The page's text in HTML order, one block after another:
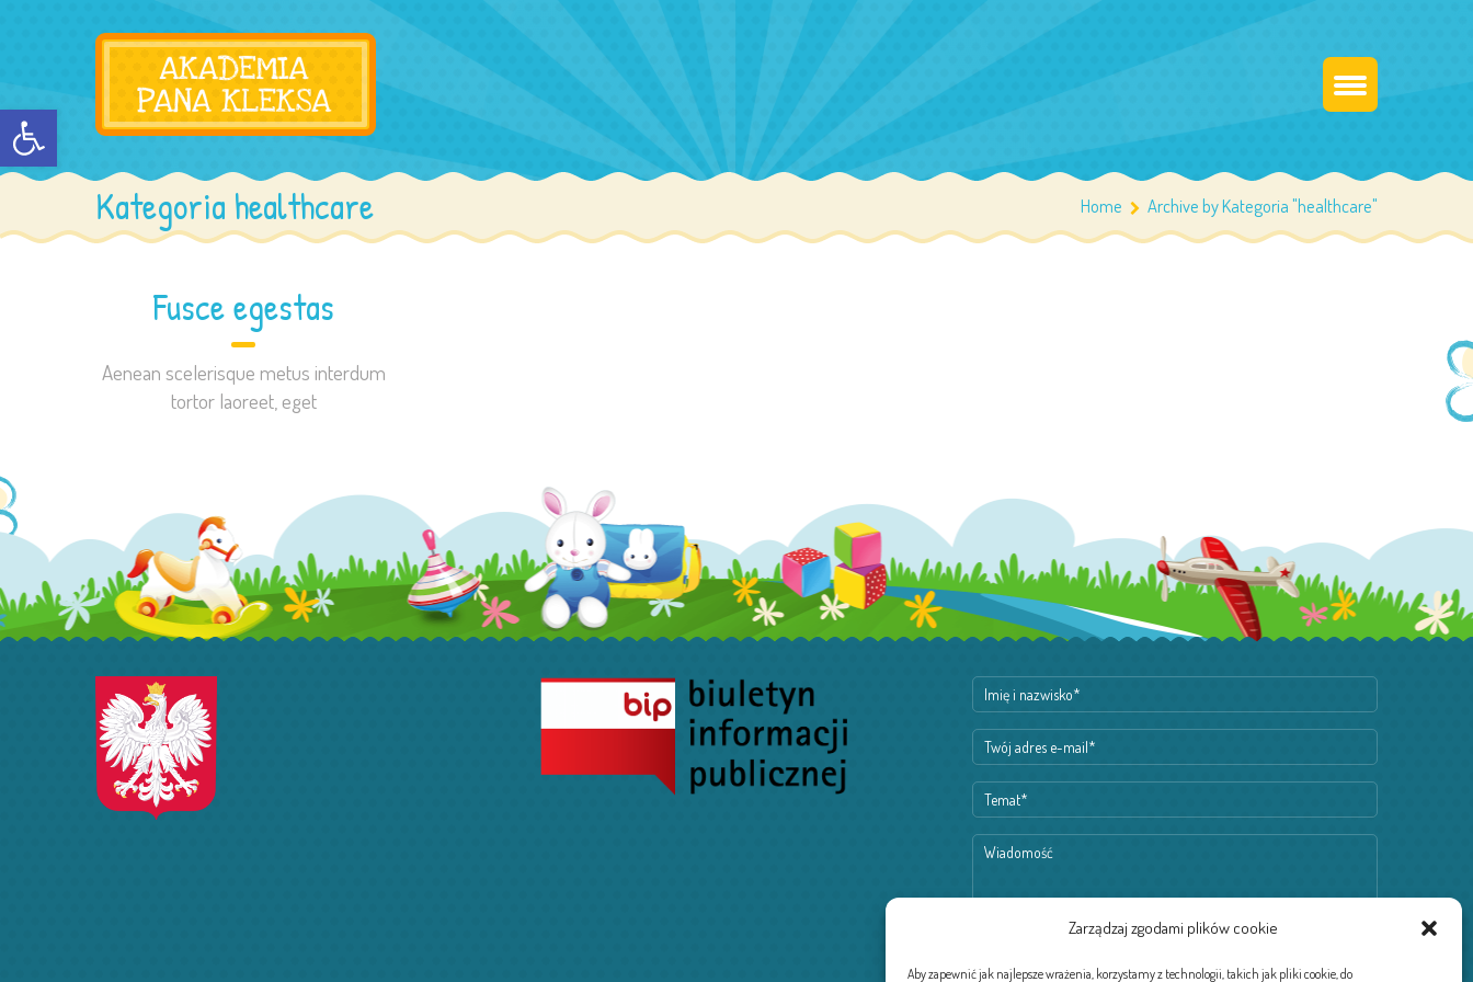
Otwórz pasek narzędzi
Zarządzaj zgodami plików cookie
Aby zapewnić jak najlepsze wrażenia, korzystamy z technologii, takich jak pliki cookie, do
Kategoria healthcare Home Archive by Kategoria "healthcare"
Fusce egestas
Aenean scelerisque metus interdum
tortor laoreet, eget